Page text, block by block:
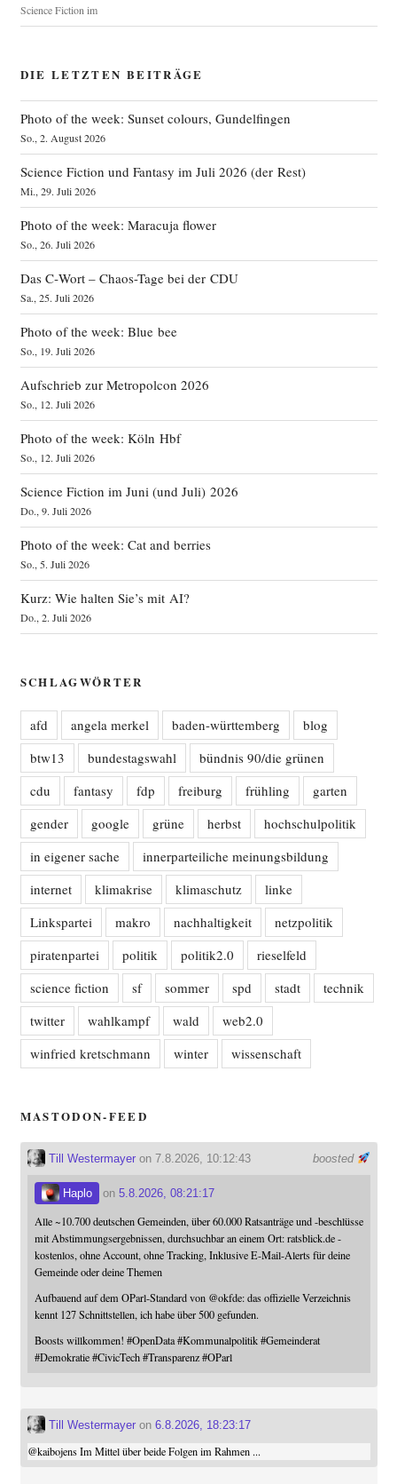
Science Fiction im
DIE LETZTEN BEITRÄGE
Photo of the week: Sunset colours, Gundelfingen
So., 2. August 2026
Science Fiction und Fantasy im Juli 2026 (der Rest)
Mi., 29. Juli 2026
Photo of the week: Maracuja flower
So., 26. Juli 2026
Das C‑Wort – Chaos-Tage bei der CDU
Sa., 25. Juli 2026
Photo of the week: Blue bee
So., 19. Juli 2026
Aufschrieb zur Metropolcon 2026
So., 12. Juli 2026
Photo of the week: Köln Hbf
So., 12. Juli 2026
Science Fiction im Juni (und Juli) 2026
Do., 9. Juli 2026
Photo of the week: Cat and berries
So., 5. Juli 2026
Kurz: Wie halten Sie’s mit AI?
Do., 2. Juli 2026
SCHLAGWÖRTER
afd angela merkel baden-württemberg
blog
btw13
bundestagswahl
bündnis 90/die grünen
cdu
fantasy fdp freiburg frühling
garten
gender
google grüne herbst
hochschulpolitik
in eigener sache
innerparteiliche meinungsbildung
internet
klimakrise klimaschutz
linke
Linkspartei
makro nachhaltigkeit
netzpolitik
piratenpartei
politik politik2.0
rieselfeld
science fiction
sf sommer spd stadt
technik
twitter
wahlkampf wald
web2.0
winfried kretschmann
winter wissenschaft
MASTODON-FEED
boosted
Till Westermayeron 7.8.2026, 10:12:43
Haplo on 5.8.2026, 08:21:17
Alle ~10.700 deutschen Gemeinden, über 60.000 Ratsanträge und -beschlüsse
mit Abstimmungsergebnissen, durchsuchbar an einem Ort: ratsblick.de -
kostenlos, ohne Account, ohne Tracking, Inklusive E-Mail-Alerts für deine
Gemeinde oder deine Themen
Aufbauend auf dem OParl-Standard von @okfde: das offizielle Verzeichnis
kennt 127 Schnittstellen, ich habe über 500 gefunden.
Boosts willkommen! #OpenData #Kommunalpolitik #Gemeinderat
#Demokratie #CivicTech #Transparenz #OParl
Till Westermayeron 6.8.2026, 18:23:17
@kaibojensIm Mittel über beide Folgen im Rahmen ...